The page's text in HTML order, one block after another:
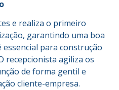
e realiza o primeiro
garantindo uma boa
para construção
recepcionista agiliza os
de forma gentil e
cliente-empresa.